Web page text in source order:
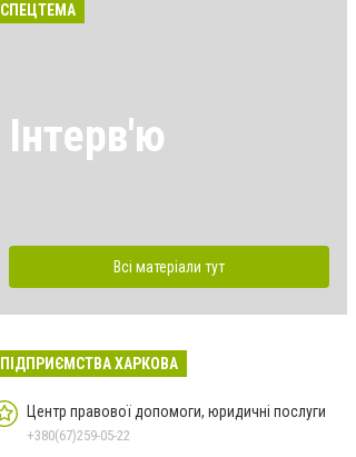
СПЕЦТЕМА
Інтерв'ю
Всі матеріали тут
ПІДПРИЄМСТВА ХАРКОВА
Центр правової допомоги, юридичні послуги
+380(67)259-05-22